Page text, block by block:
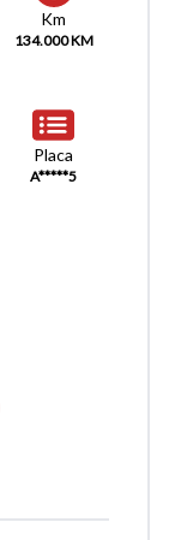
Km
134.000 KM
Placa
A*****5